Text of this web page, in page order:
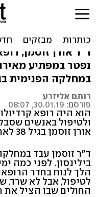
שהציל
ד"ר אורן זוסמן,
נפטר במפתיע
במחלקה הפנימית
רותם אליזרע
פורסם: 30.01.19, 08:07
הוא היה רופא
ולטיפול באנשים
אורן זוסמן בגיל 38 לאחר שלקה לפתע בליבו.
ד"ר זוסמן עבד
בילינסון. לפני כמה
הלך לנוח בחדר
לטיפול, אבל לא שרד.
החולים שבו הציל את